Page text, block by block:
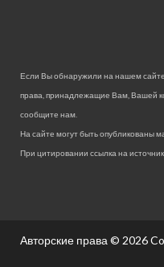
Если Вы обнаружили на нашем
права, принадлежащие Вам, Вашей
сообщите нам.
На сайте могут быть опубликованы
При цитировании ссылка на
Авторские права © 2026